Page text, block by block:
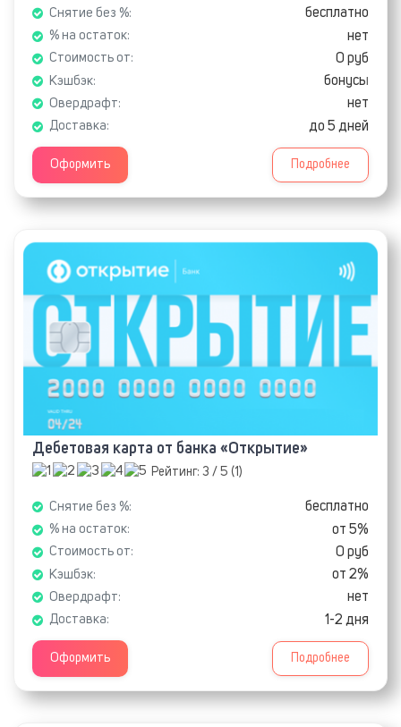
Снятие без %: бесплатно
% на остаток: нет
Стоимость от: 0 руб
Кэшбэк: бонусы
Овердрафт: нет
Доставка: до 5 дней
Оформить Подробнее
Дебетовая карта от банка «Открытие»
Рейтинг: 3 / 5 (1 )
Снятие без %: бесплатно
% на остаток: от 5%
Стоимость от: 0 руб
Кэшбэк: от 2%
Овердрафт: нет
Доставка: 1-2 дня
Оформить Подробнее